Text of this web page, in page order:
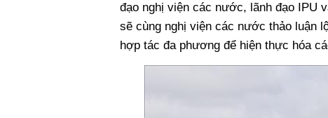
đạo nghị viện các nước, lãnh đạo IPU
sẽ cùng nghị viện các nước thảo luận
hợp tác đa phương để hiện thực hóa